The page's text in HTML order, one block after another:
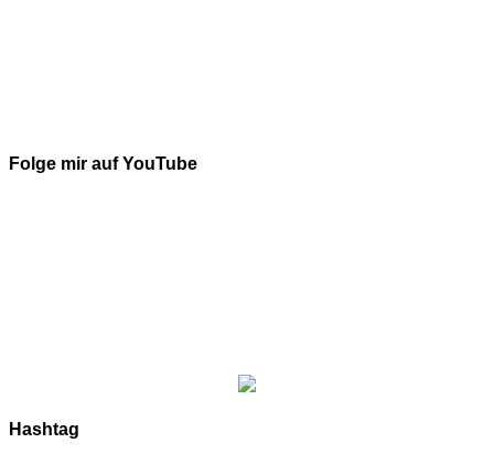
Folge mir auf YouTube
Hashtag